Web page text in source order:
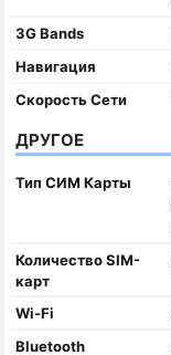
3G Bands
Навигация
Скорость Сети
ДРУГОЕ
Тип СИМ Карты
Количество SIM-
карт
Wi-Fi
Bluetooth